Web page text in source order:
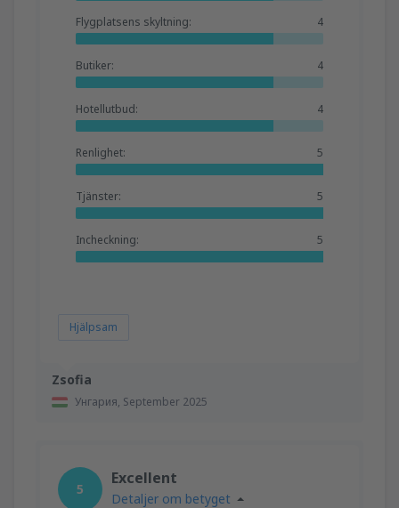
Zsofia
Унгария, September 2025
Flygplatsens skyltning: 4
Butiker: 4
Hotellutbud: 4
Renlighet: 5
Tjänster: 5
Incheckning: 5
Hjälpsam
5
Excellent
Detaljer om betyget